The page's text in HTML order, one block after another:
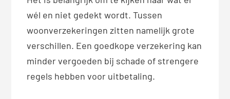
wél en niet gedekt wordt. Tussen
woonverzekeringen zitten namelijk grote
verschillen. Een goedkope verzekering kan
minder vergoeden bij schade of strengere
regels hebben voor uitbetaling.